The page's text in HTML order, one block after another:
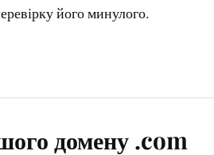
його минулого.
домену .com